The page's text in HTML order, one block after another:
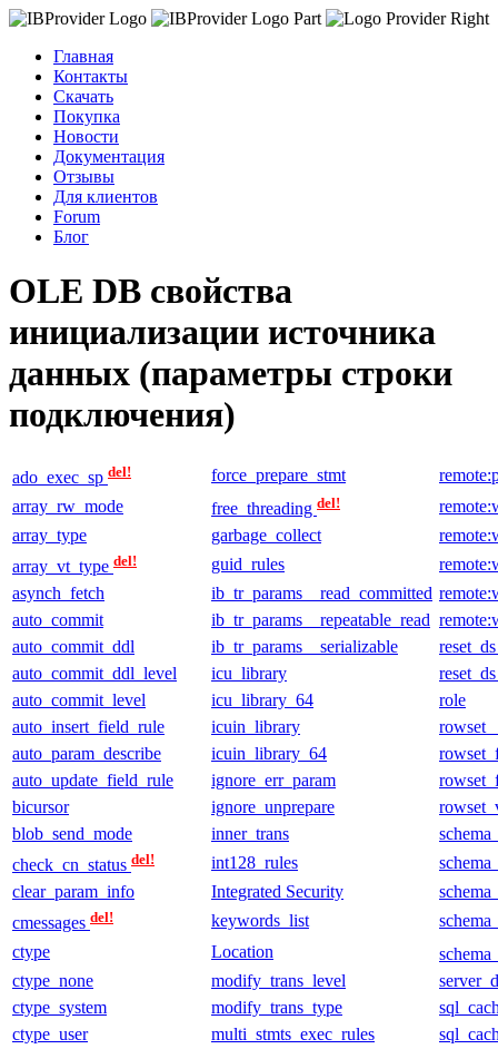
Главная
Контакты
Скачать
Покупка
Новости
Документация
Отзывы
Для клиентов
Forum
Блог
OLE DB свойства
инициализации источника
данных (параметры строки
подключения)
ado_exec_sp del! force_prepare_stmt
array_rw_mode
free_threading del!
array_type
garbage_collect
array_vt_type del! guid_rules
asynch_fetch
ib_tr_params__read_committed
auto_commit
ib_tr_params__repeatable_read
auto_commit_ddl
ib_tr_params__serializable
auto_commit_ddl_level
icu_library
auto_commit_level
icu_library_64
role
auto_insert_field_rule
icuin_library
auto_param_describe
icuin_library_64
auto_update_field_rule
ignore_err_param
bicursor
ignore_unprepare
blob_send_mode
inner_trans
check_cn_status del! int128_rules
clear_param_info
Integrated Security
cmessages del! keywords_list
ctype
Location
ctype_none
modify_trans_level
ctype_system
modify_trans_type
ctype_user
multi_stmts_exec_rules